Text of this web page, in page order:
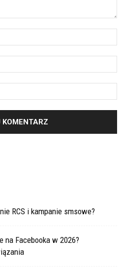
RCS i kampanie smsowe?
na Facebooka w 2026?